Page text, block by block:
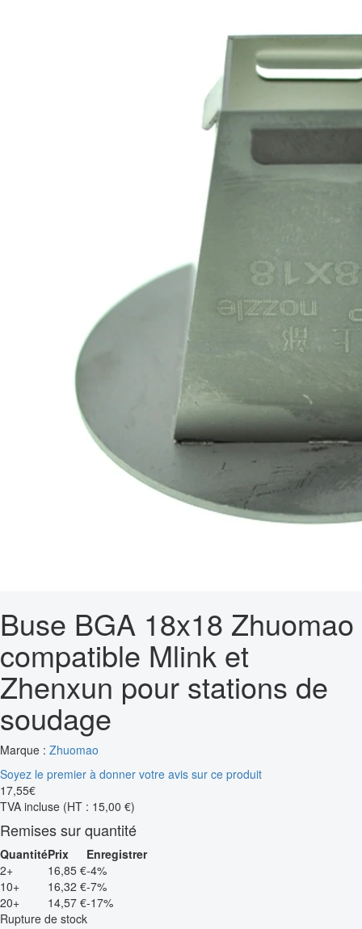
Buse BGA 18x18 Zhuomao
compatible Mlink et
Zhenxun pour stations de
soudage
Marque : Zhuomao
Soyez le premier à donner votre avis sur ce produit
17,55€
TVA incluse (HT : 15,00 €)
Remises sur quantité
QuantitéPrix
Enregistrer
2+
16,85 €-4%
10+
16,32 €-7%
20+
14,57 €-17%
Rupture de stock